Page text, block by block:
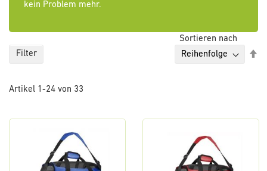
kein Problem mehr.
Artikel 1 -24 von 33
Sortieren nach
Filter